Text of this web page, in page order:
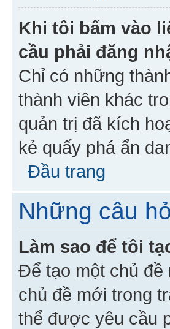
Khi tôi bấm vào
cầu phải đăng
Chỉ có những
thành viên khác
quản trị đã kích
kẻ quấy phá ẩn
Đầu trang
Những câu
Làm sao để tôi
Để tạo một chủ đề
chủ đề mới trong
thể được yêu cầu